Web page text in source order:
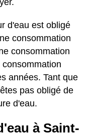
d'eau est obligé
consommation
consommation
années. Tant que
pas obligé de
d'eau.
à Saint-